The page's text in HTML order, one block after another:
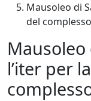
Mausoleo di
del
Mausoleo
l’iter per